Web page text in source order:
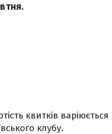
квитків варіюється
клубу.